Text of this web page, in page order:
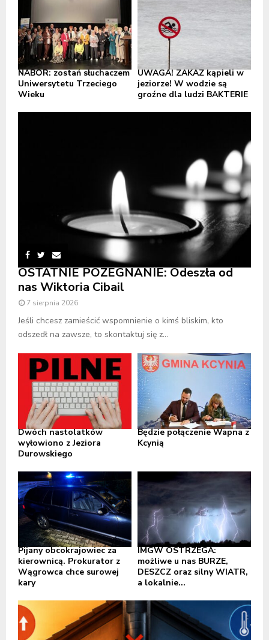
NABÓR: zostań słuchaczem
Uniwersytetu Trzeciego
Wieku
UWAGA! ZAKAZ kąpieli w
jeziorze! W wodzie są
groźne dla ludzi BAKTERIE
OSTATNIE POŻEGNANIE: Odeszła od
nas Wiktoria Cibail
7 sierpnia 2026
Jeśli chcesz zamieścić wspomnienie o kimś bliskim, kto
odszedł na zawsze, to skontaktuj się z...
Dwóch nastolatków
wyłowiono z Jeziora
Durowskiego
Będzie połączenie Wapna z
Kcynią
Pijany obcokrajowiec za
kierownicą. Prokurator z
Wągrowca chce surowej
kary
IMGW OSTRZEGA:
możliwe u nas BURZE,
DESZCZ oraz silny WIATR,
a lokalnie...